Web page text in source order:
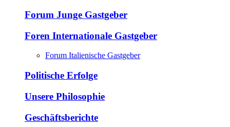
Forum Junge Gastgeber
Foren Internationale Gastgeber
Forum Italienische Gastgeber
Politische Erfolge
Unsere Philosophie
Geschäftsberichte